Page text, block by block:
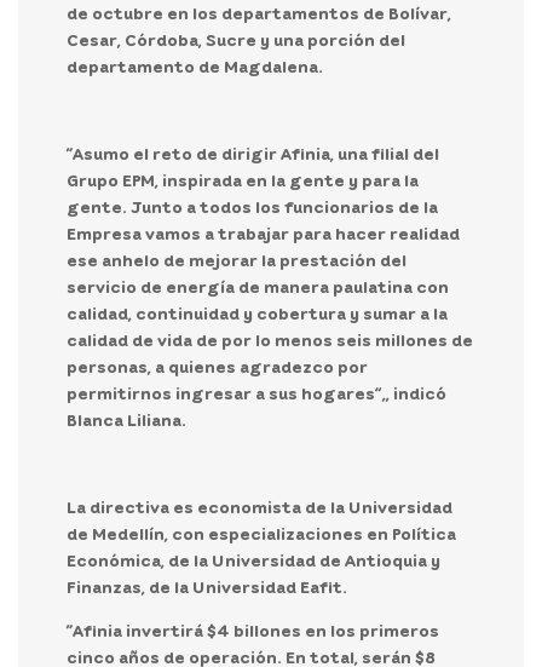
de octubre en los departamentos de Bolívar,
Cesar, Córdoba, Sucre y una porción del
departamento de Magdalena.
“Asumo el reto de dirigir Afinia, una filial del
Grupo EPM, inspirada en la gente y para la
gente. Junto a todos los funcionarios de la
Empresa vamos a trabajar para hacer realidad
ese anhelo de mejorar la prestación del
servicio de energía de manera paulatina con
calidad, continuidad y cobertura y sumar a la
calidad de vida de por lo menos seis millones de
personas, a quienes agradezco por
permitirnos ingresar a sus hogares”,, indicó
Blanca Liliana.
La directiva es economista de la Universidad
de Medellín, con especializaciones en Política
Económica, de la Universidad de Antioquia y
Finanzas, de la Universidad Eafit.
“Afinia invertirá$4 billones en los primeros
cinco años de operación. En total, serán $8